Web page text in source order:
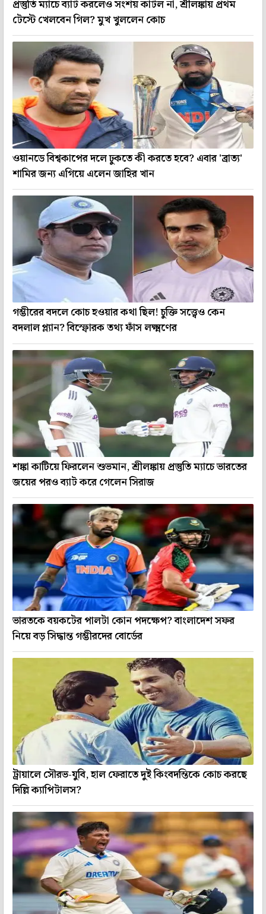
প্রস্তুতি ম্যাচে ব্যাট করলেও সংশয় কাটল না, শ্রীলঙ্কায় প্রথম
টেস্টে খেলবেন গিল? মুখ খুললেন কোচ
ওয়ানডে বিশ্বকাপের দলে ঢুকতে কী করতে হবে? এবার 'ব্রাত্য'
শামির জন্য এগিয়ে এলেন জাহির খান
গম্ভীরের বদলে কোচ হওয়ার কথা ছিল! চুক্তি সত্ত্বেও কেন
বদলাল প্ল্যান? বিস্ফোরক তথ্য ফাঁস লক্ষ্মণের
শঙ্কা কাটিয়ে ফিরলেন শুভমান, শ্রীলঙ্কায় প্রস্তুতি ম্যাচে ভারতের
জয়ের পরও ব্যাট করে গেলেন সিরাজ
ভারতকে বয়কটের পালটা কোন পদক্ষেপ? বাংলাদেশ সফর
নিয়ে বড় সিদ্ধান্ত গম্ভীরদের বোর্ডের
ট্রায়ালে সৌরভ-যুবি, হাল ফেরাতে দুই কিংবদন্তিকে কোচ করছে
দিল্লি ক্যাপিটালস?